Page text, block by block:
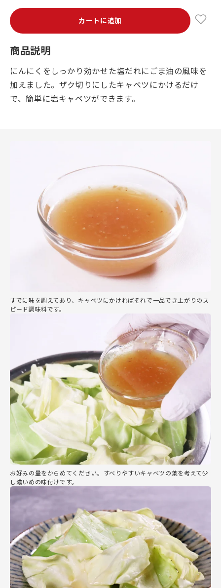
カートに追加
商品説明
にんにくをしっかり効かせた塩だれにごま油の風味を
加えました。ザク切りにしたキャベツにかけるだけ
で、簡単に塩キャベツができます。
すでに味を調えてあり、キャベツにかければそれで一品でき上がりのス
ピード調味料です。
お好みの量をからめてください。すべりやすいキャベツの葉を考えて少
し濃いめの味付けです。